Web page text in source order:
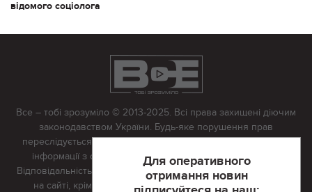
відомого соціолога
Для оперативного
отримання новин
Все – тобі зрозуміло © 2013-2025. Всі права захищені діючим
законодавством України. Будь-яке порушення прав
переслідується в судовому порядку. Будь-яке відтворення
інформації з сайту тільки з письмово дозволу редакції.
Відповідальність за достовірність усіх матеріалів, розміщених
на сайті, крім матеріалів, які містять посилання на інші